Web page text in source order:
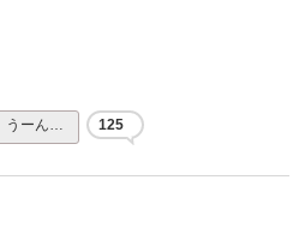
うーん… 125